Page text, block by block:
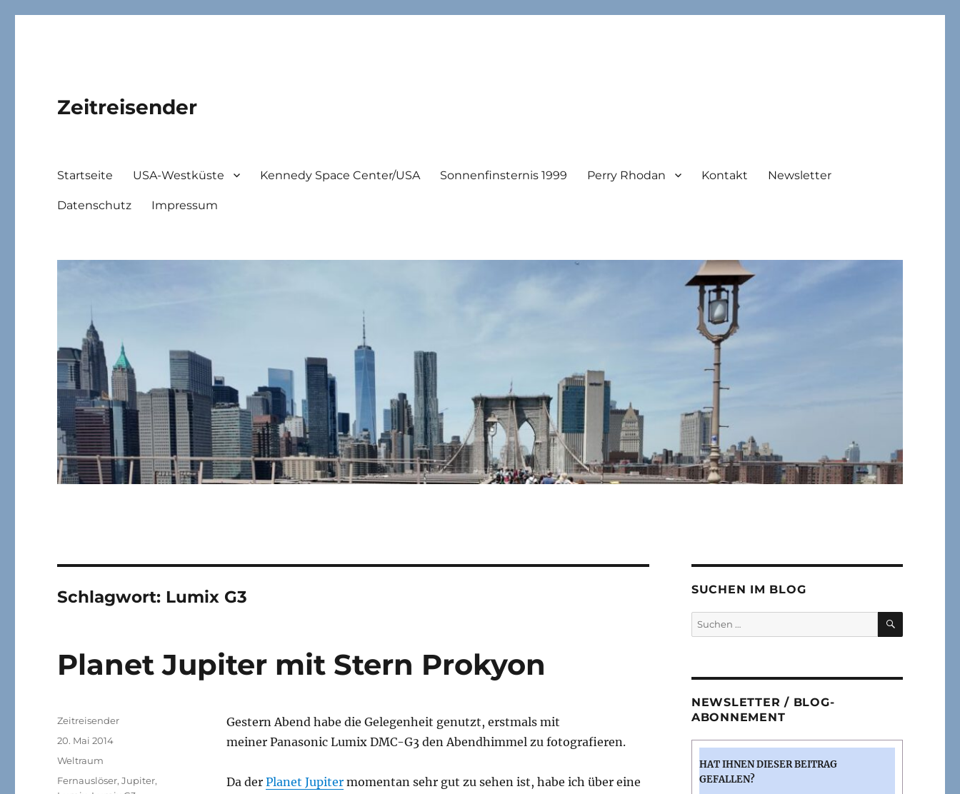
Zeitreisender
Startseite USA-Westküste Kennedy Space Center/USA Sonnenfinsternis 1999 Perry Rhodan Kontakt Newsletter
Datenschutz Impressum
Schlagwort: Lumix G3
Planet Jupiter mit Stern Prokyon
Gestern Abend habe die Gelegenheit genutzt, erstmals mit
meiner Panasonic Lumix DMC-G3 den Abendhimmel zu fotografieren.
Da der Planet Jupitermomentan sehr gut zu sehen ist, habe ich über eine
Autor
Zeitreisender
Veröffentlicht
20. Mai 2014
Kategorien
Weltraum
Schlagwörter
Fernauslöser,Jupiter,
SUCHEN IM BLOG
Suchen
nach:
SUCHEN
NEWSLETTER / BLOG-
ABONNEMENT
HAT IHNEN DIESER BEITRAG
GEFALLEN?